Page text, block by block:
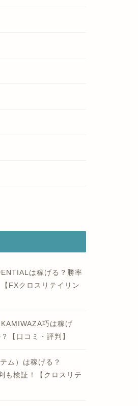
は稼げる？勝率
FXクロスリテイリン
巧は稼げ
【口コミ・評判】
ム）は稼げる？
も検証！【クロスリテ